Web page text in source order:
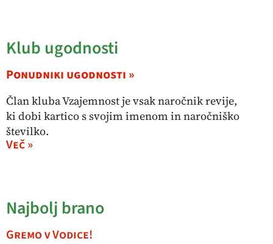
Klub ugodnosti
Ponudniki ugodnosti »
Član kluba Vzajemnost je vsak naročnik revije,
ki dobi kartico s svojim imenom in naročniško
številko.
Več »
Najbolj brano
Gremo v Vodice!